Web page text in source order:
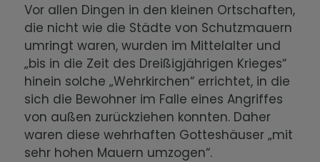
Vor allen Dingen in den kleinen Ortschaften,
die nicht wie die Städte von Schutzmauern
umringt waren, wurden im Mittelalter und
„bis in die Zeit des Dreißigjährigen Krieges“
hinein solche „Wehrkirchen“ errichtet, in die
sich die Bewohner im Falle eines Angriffes
von außen zurückziehen konnten. Daher
waren diese wehrhaften Gotteshäuser „mit
sehr hohen Mauern umzogen“.